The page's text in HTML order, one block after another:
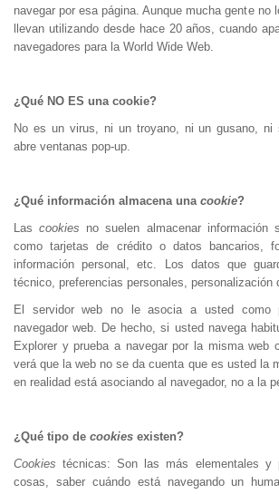
navegar por esa página. Aunque mucha gente no
llevan utilizando desde hace 20 años, cuando
navegadores para la World Wide Web.
¿Qué NO ES una cookie?
No es un virus, ni un troyano, ni un gusano, ni
abre ventanas pop-up.
¿Qué información almacena una cookie?
Lascookies no suelen almacenar información
como tarjetas de crédito o datos bancarios,
información personal, etc. Los datos que
técnico, preferencias personales, personalización
El servidor web no le asocia a usted
navegador web. De hecho, si usted navega
Explorer y prueba a navegar por la misma web
verá que la web no se da cuenta que es usted la
en realidad está asociando al navegador, no a la
¿Qué tipo de cookies existen?
Cookies técnicas: Son las más elementales y
cosas, saber cuándo está navegando un